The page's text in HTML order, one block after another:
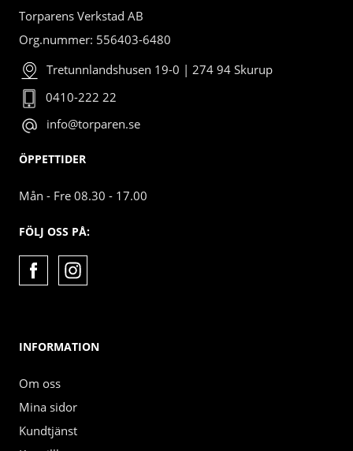
Torparens Verkstad AB
Org.nummer: 556403-6480
Tretunnlandshusen 19-0 | 274 94 Skurup
0410-222 22
info@torparen.se
ÖPPETTIDER
Mån - Fre 08.30 - 17.00
FÖLJ OSS PÅ:
INFORMATION
Om oss
Mina sidor
Kundtjänst